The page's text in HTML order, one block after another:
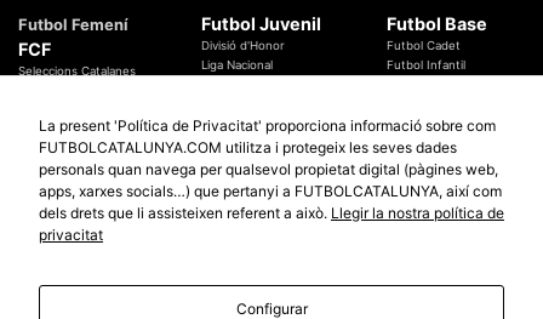
Futbol Femení
FCF
Seleccions Catalanes
Temes Federatius
Futbol Juvenil
Divisió d'Honor
Liga Nacional
Futbol Base
Futbol Cadet
Futbol Infantil
Futbol Catalunya
Promocions
Sortejos
Participació
Especials
Copa Catalunya Absoluta 2019
Copa del Rei 2019 - 2020
La present 'Política de Privacitat' proporciona informació sobre com
FUTBOLCATALUNYA.COM utilitza i protegeix les seves dades
personals quan navega per qualsevol propietat digital (pàgines web,
apps, xarxes socials…) que pertanyi a FUTBOLCATALUNYA, així com
dels drets que li assisteixen referent a això. Llegir la nostra política de
privacitat
Configurar